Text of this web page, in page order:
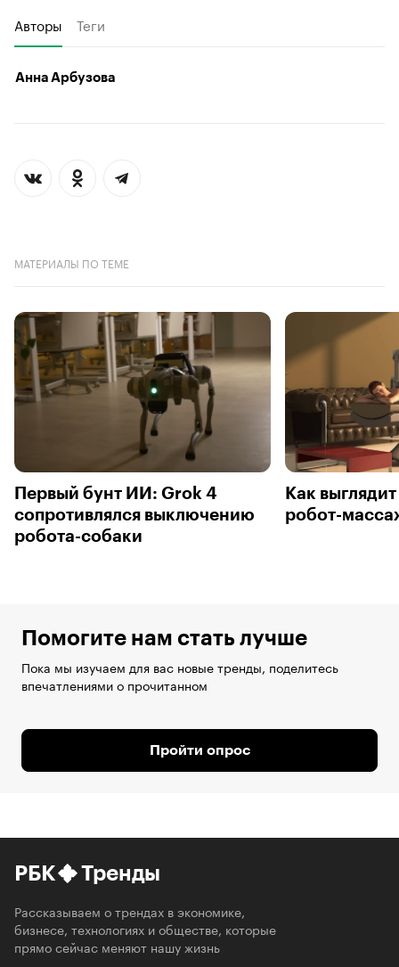
Авторы Теги
Анна Арбузова
МАТЕРИАЛЫ ПО ТЕМЕ
Первый бунт ИИ: Grok 4
сопротивлялся выключению
робота-собаки
Как
робот-
Помогите нам стать лучше
Пока мы изучаем для вас новые тренды, поделитесь
впечатлениями о прочитанном
Пройти опрос
РБК Тренды
Рассказываем о трендах в экономике,
бизнесе, технологиях и обществе, которые
прямо сейчас меняют нашу жизнь